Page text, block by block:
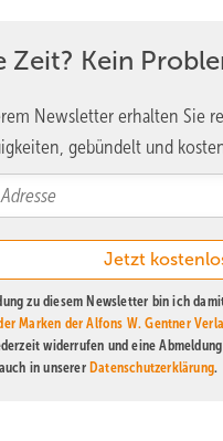
Zeit? Kein
Newsletter erhalten Sie
gebündelt und
zu diesem Newsletter bin ich
Marken der Alfons W. Gentner
widerrufen und eine
in unserer Datenschutzerklärung.